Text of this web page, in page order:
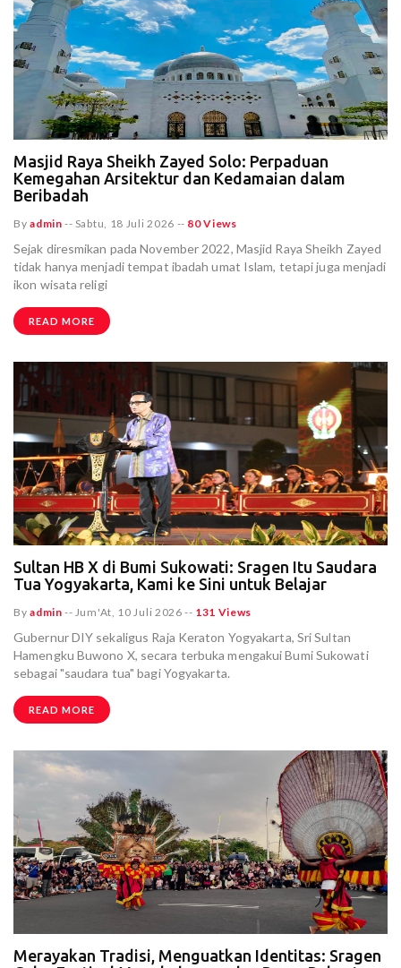
Masjid Raya Sheikh Zayed Solo: Perpaduan
Kemegahan Arsitektur dan Kedamaian dalam
Beribadah
Byadmin -- Sabtu, 18 Juli 2026 -- 80 Views
Sejak diresmikan pada November 2022, Masjid Raya Sheikh Zayed
tidak hanya menjadi tempat ibadah umat Islam, tetapi juga menjadi
ikon wisata religi
READ MORE
Sultan HB X di Bumi Sukowati: Sragen Itu Saudara
Tua Yogyakarta, Kami ke Sini untuk Belajar
Byadmin -- Jum'At, 10 Juli 2026 -- 131 Views
Gubernur DIY sekaligus Raja Keraton Yogyakarta, Sri Sultan
Hamengku Buwono X, secara terbuka mengakui Bumi Sukowati
sebagai "saudara tua" bagi Yogyakarta.
READ MORE
Merayakan Tradisi, Menguatkan Identitas: Sragen